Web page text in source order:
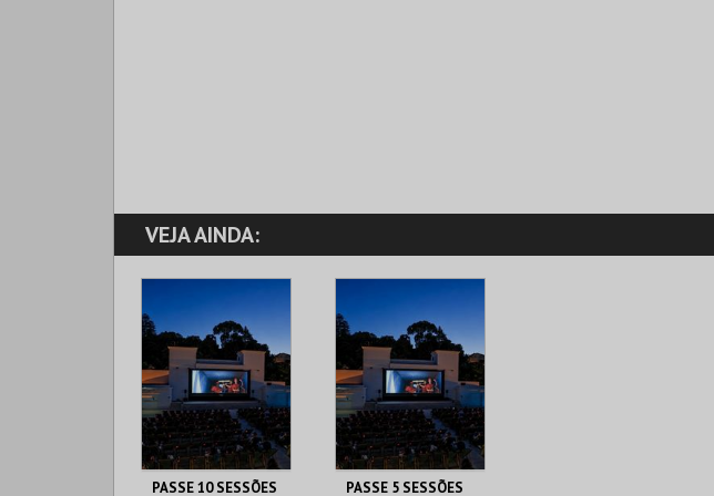
VEJA AINDA:
PASSE 10 SESSÕES PASSE 5 SESSÕES